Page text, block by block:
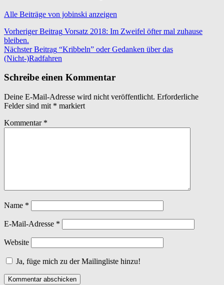
Alle Beiträge von jobinski anzeigen
Beitragsnavigation
Vorheriger Beitrag Vorsatz 2018: Im Zweifel öfter mal zuhause
bleiben.
Nächster Beitrag “Kribbeln” oder Gedanken über das
(Nicht-)Radfahren
Schreibe einen Kommentar
Deine E-Mail-Adresse wird nicht veröffentlicht. Erforderliche
Felder sind mit * markiert
Kommentar *
Name *
E-Mail-Adresse *
Website
Ja, füge mich zu der Mailingliste hinzu!